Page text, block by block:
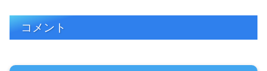
コメント